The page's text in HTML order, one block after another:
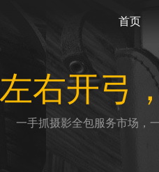
首页
左右开弓
一手抓摄影全包服务市场，